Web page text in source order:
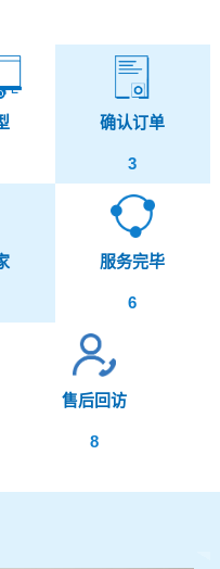
确认订单
3
服务完毕
6
售后回访
8